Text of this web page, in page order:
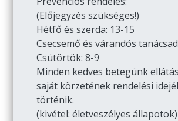
(Előjegyzés szükséges!)
Hétfő és szerda: 13-15
Csecsemő és várandós
Csütörtök: 8-9
Minden kedves betegünk
saját körzetének rendelési
történik.
(kivétel: életveszélyes állapotok)